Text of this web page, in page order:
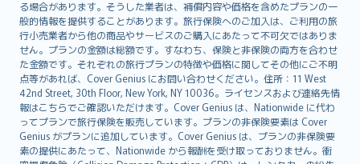
る場合があります。そうした業者は、補償内容や価格を含めたプランの一
般的情報を提供することがあります。旅行保険へのご加入は、ご利用の旅
行小売業者から他の商品やサービスのご購入にあたって不可欠ではありま
せん。プランの金額は総額です。すなわち、保険と非保険の両方を合わせ
た金額です。それぞれの旅行プランの特徴や価格に関してその他にご不明
点等があれば、Cover Genius にお問い合わせください。住所：11 West
42nd Street, 30th Floor, New York, NY 10036。ライセンスおよび連絡先情
報はこちらでご確認いただけます。Cover Genius は、Nationwide に代わ
ってプランで旅行保険を販売しています。プランの非保険要素は Cover
Genius がプランに追加しています。Cover Genius は、プランの非保険要
素の提供にあたって、Nationwide から報酬を受け取っておりません。衝
Slovenščina
Українська
Tiếng Việt